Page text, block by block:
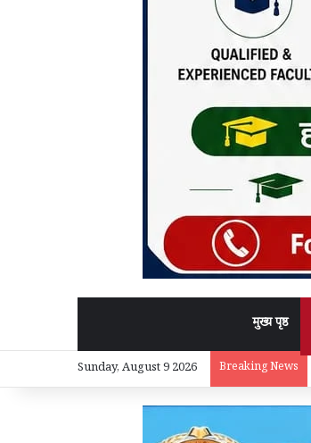
मुख्य पृष्ठ
Sunday, August 9 2026 Breaking News